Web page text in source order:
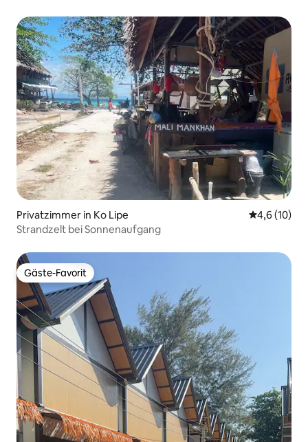
Privatzimmer in Ko Lipe
4,6 (10)
Strandzelt bei Sonnenaufgang
Gäste-Favorit
Gäste-Favorit